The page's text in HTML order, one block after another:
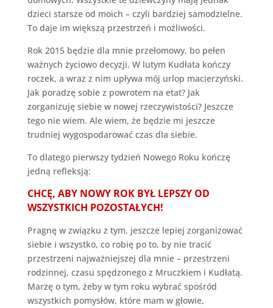
dzieci starsze od moich – czyli bardziej samodzielne.
To daje im większą przestrzeń i możliwości.
Rok 2015 będzie dla mnie przełomowy, bo pełen
ważnych życiowo decyzji. W lutym Kudłata kończy
roczek, a wraz z nim upływa mój urlop macierzyński.
Jak poradzę sobie z powrotem na etat? Jak
zorganizuję siebie w nowej rzeczywistości? Jeszcze
tego nie wiem. Ale wiem, że będzie mi jeszcze
trudniej wygospodarować czas dla siebie.
To dlatego pierwszy tydzień Nowego Roku kończę
jedną refleksją:
CHCĘ, ABY NOWY ROK BYŁ LEPSZY OD
WSZYSTKICH POZOSTAŁYCH!
Pragnę w związku z tym, jeszcze lepiej zorganizować
siebie i wszystko, co robię po to, by nie tracić
przestrzeni najważniejszej dla mnie – przestrzeni
rodzinnej, czasu spędzonego z Mruczkiem i Kudłatą.
Marzę o tym, żeby w tym roku wybrać spośród
wszystkich pomysłów, które mam w głowie,